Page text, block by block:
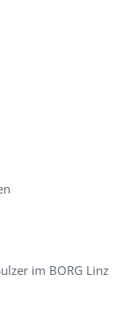
im BORG Linz